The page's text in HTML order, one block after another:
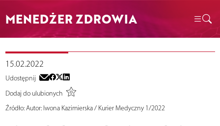
MENEDŻER ZDROWIA
15.02.2022
Udostępnij
Dodaj do ulubionych
Źródło:Autor: Iwona Kazimierska / Kurier Medyczny 1/2022